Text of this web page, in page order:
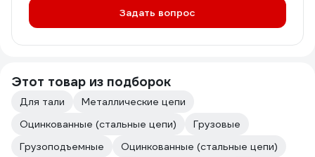
Задать вопрос
Этот товар из подборок
Для тали
Металлические цепи
Оцинкованные (стальные цепи)
Грузовые
Грузоподъемные
Оцинкованные (стальные цепи)